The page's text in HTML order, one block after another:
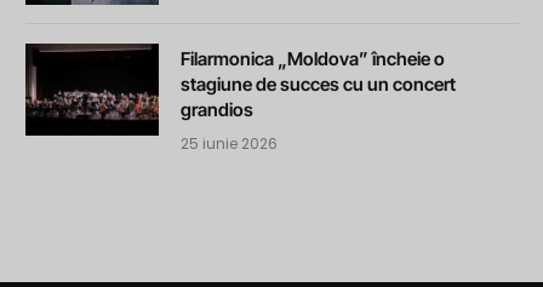
Filarmonica „Moldova” încheie o
stagiune de succes cu un concert
grandios
25 iunie 2026